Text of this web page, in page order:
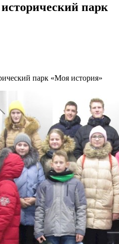
парк
парк «Моя история»